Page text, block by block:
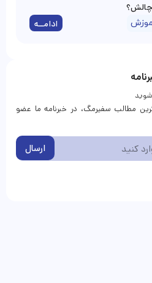
چالش؟
ادامــه
شوید
مطالب سفیرمگ، در خبرنامه ما عضو
ارسال